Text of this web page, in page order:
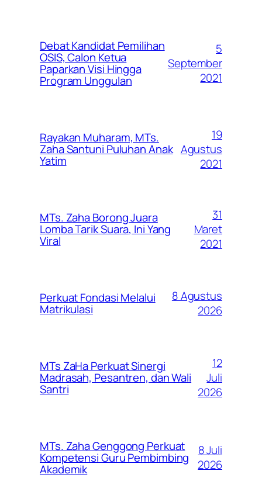
Debat Kandidat Pemilihan
OSIS, Calon Ketua
Paparkan Visi Hingga
Program Unggulan
5
September
2021
Rayakan Muharam, MTs.
Zaha Santuni Puluhan Anak
Yatim
19
Agustus
2021
MTs. Zaha Borong Juara
Lomba Tarik Suara, Ini Yang
Viral
31
Maret
2021
Perkuat Fondasi Melalui
Matrikulasi
8 Agustus
2026
MTs ZaHa Perkuat Sinergi
Madrasah, Pesantren, dan Wali
Santri
12
Juli
2026
MTs. Zaha Genggong Perkuat
Kompetensi Guru Pembimbing
Akademik
8 Juli
2026